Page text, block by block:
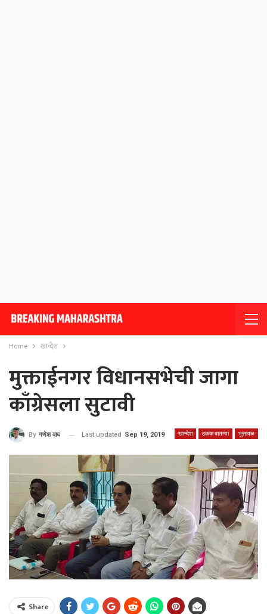
Home खान्देश
मुक्ताईनगर विधानसभेची जागा
काँग्रेसला सुटावी
खान्देश ठळक बातम्या भुसावळ
By गणेश वाघ Last updated Sep 19, 2019
Share